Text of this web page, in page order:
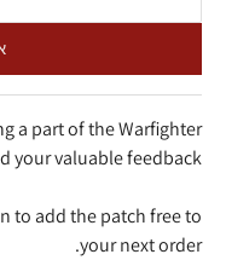
a part of the Warfighter
your valuable feedback.
to add the patch free to
your next order.